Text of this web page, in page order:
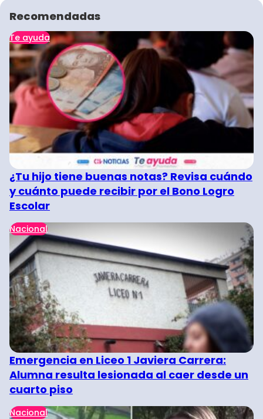
Recomendadas
Te ayuda
¿Tu hijo tiene buenas notas? Revisa cuándo
y cuánto puede recibir por el Bono Logro
Escolar
Nacional
Emergencia en Liceo 1 Javiera Carrera:
Alumna resulta lesionada al caer desde un
cuarto piso
Nacional